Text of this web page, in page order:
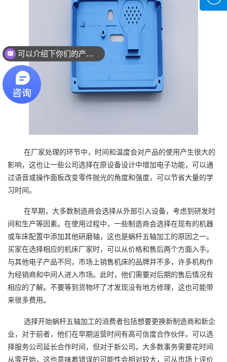
在厂家处理的环节中，时间和温度会对产品的使用产生很大的
影响，这也让一些公司选择在原设备设计中增加电子功能，可以通
过语音或操作面板改变零件抛光的角度和强度，可以节省大量的学
习时间。
在早期，大多数制造商会选择从外部引入设备，考虑到研发时
间和生产等因素。在使用过程中，一些制造商会选择在现有的机器
或车床配置中添加其他研磨轴，这也是蜗杆五轴加工的原因之一。
买家在选择相应的机床厂家时，可以从价格和售后两个方面入手。
与其他电子产品不同，市场上销售机床的品牌并不多，许多机构作
为经销商和中间人进入市场。此时，他们需要对后期的售后情况有
相应的了解。不要等到货物坏了才发现没有地方修理，这也可能带
来很多费用。
选择开始蜗杆五轴加工的消费者包括想要更换新制造商和新企
业，对于前者，他们在早期运营时间有高可信度合作伙伴，可以选
择服务公司延长合作时间，但对于新公司，大多数事务需要花时间
从零开始，这也意味着错误的可能性会相对较大，可从市场上评价
可以介绍下你们的产品么？